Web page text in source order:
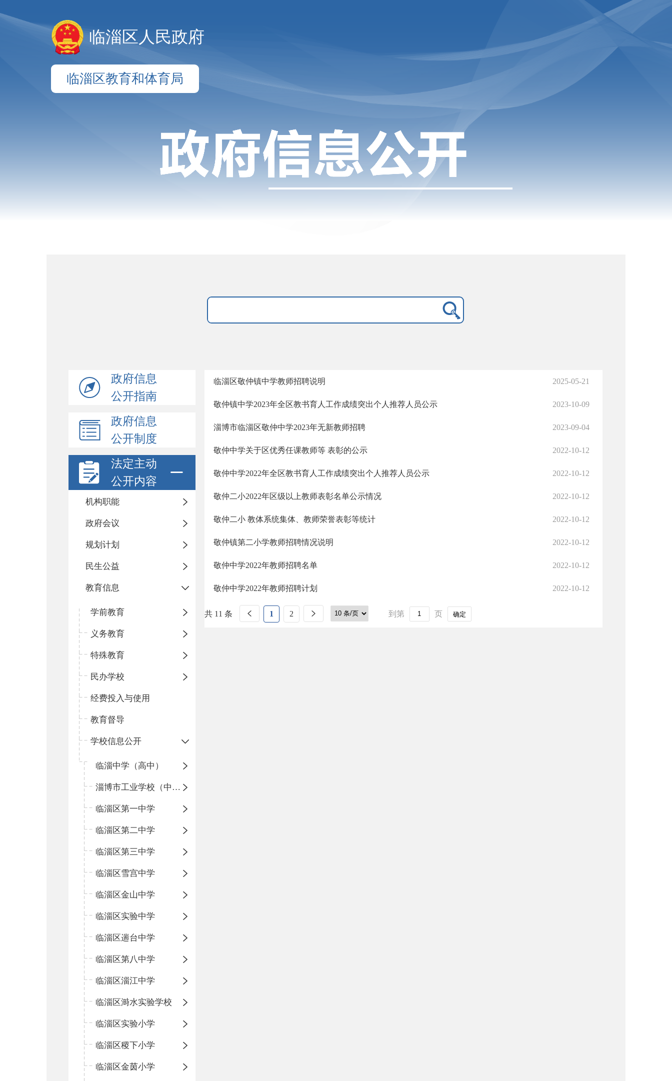
临淄区人民政府
临淄区教育和体育局
政府信息
公开指南
政府信息
公开制度
法定主动
公开内容
机构职能
政府会议
规划计划
民生公益
教育信息
学前教育
义务教育
特殊教育
民办学校
经费投入与使用
教育督导
学校信息公开
临淄中学（高中）
淄博市工业学校（中职学校）
临淄区第一中学
临淄区第二中学
临淄区第三中学
临淄区雪宫中学
临淄区金山中学
临淄区实验中学
临淄区遄台中学
临淄区第八中学
临淄区淄江中学
临淄区溡水实验学校
临淄区实验小学
临淄区稷下小学
临淄区金茵小学
临淄区敬仲镇中学教师招聘说明 2025-05-21
敬仲镇中学2023年全区教书育人工作成绩突出个人推荐人员公示 2023-10-09
淄博市临淄区敬仲中学2023年无新教师招聘 2023-09-04
敬仲中学关于区优秀任课教师等 表彰的公示 2022-10-12
敬仲中学2022年全区教书育人工作成绩突出个人推荐人员公示 2022-10-12
敬仲二小2022年区级以上教师表彰名单公示情况 2022-10-12
敬仲二小 教体系统集体、教师荣誉表彰等统计 2022-10-12
敬仲镇第二小学教师招聘情况说明 2022-10-12
敬仲中学2022年教师招聘名单 2022-10-12
敬仲中学2022年教师招聘计划 2022-10-12
共 11 条 1 2 到第 页 确定